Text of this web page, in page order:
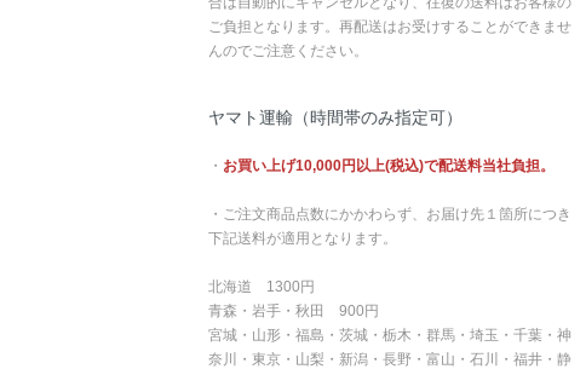
ご負担となります。再配送はお受けすることができませ
んのでご注意ください。
ヤマト運輸（時間帯のみ指定可）
・ お買い上げ10,000円以上(税込)で配送料当社負担。
・ご注文商品点数にかかわらず、お届け先１箇所につき
下記送料が適用となります。
北海道 1300円
青森・岩手・秋田 900円
宮城・山形・福島・茨城・栃木・群馬・埼玉・千葉・神
奈川・東京・山梨・新潟・長野・富山・石川・福井・静